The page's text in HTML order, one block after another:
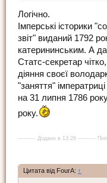
Логічно.
Імперські історики
звіт" виданий 1792
катерининським. А
Статс-секретар
діяння своєї
"заняття" імператриці
на 31 липня 1786
року.
---------- Додано в 13:26 ----------
Цитата від FourA: ↑